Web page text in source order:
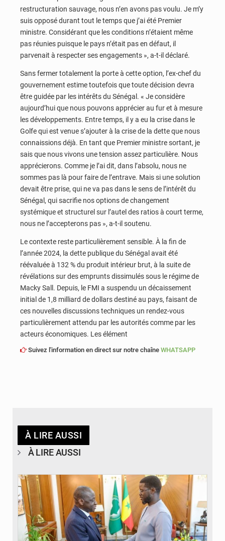
restructuration sauvage, nous n’en avons pas voulu. Je m’y
suis opposé durant tout le temps que j’ai été Premier
ministre. Considérant que les conditions n’étaient même
pas réunies puisque le pays n’était pas en défaut, il
parvenait à respecter ses engagements », a-t-il déclaré.
Sans fermer totalement la porte à cette option, l’ex-chef du
gouvernement estime toutefois que toute décision devra
être guidée par les intérêts du Sénégal. « Je considère
aujourd’hui que nous pouvons apprécier au fur et à mesure
les développements. Entre temps, il y a eu la crise dans le
Golfe qui est venue s’ajouter à la crise de la dette que nous
connaissions déjà. En tant que Premier ministre sortant, je
sais que nous vivons une tension assez particulière. Nous
apprécierons. Comme je l’ai dit, dans l’absolu, nous ne
sommes pas là pour faire de l’entrave. Mais si une solution
devait être prise, qui ne va pas dans le sens de l’intérêt du
Sénégal, qui sacrifie nos options de changement
systémique et structurel sur l’autel des ratios à court terme,
nous ne l’accepterons pas », a-t-il soutenu.
Le contexte reste particulièrement sensible. À la fin de
l’année 2024, la dette publique du Sénégal avait été
réévaluée à 132 % du produit intérieur brut, à la suite de
révélations sur des emprunts dissimulés sous le régime de
Macky Sall. Depuis, le FMI a suspendu un décaissement
initial de 1,8 milliard de dollars destiné au pays, faisant de
ces nouvelles discussions techniques un rendez-vous
particulièrement attendu par les autorités comme par les
acteurs économiques. Les élément
Suivez l'information en direct sur notre chaîne WHATSAPP
À LIRE AUSSI
À LIRE AUSSI